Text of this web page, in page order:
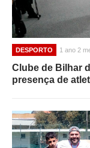
DESPORTO 1 ano 2
Clube de Bilhar
presença de